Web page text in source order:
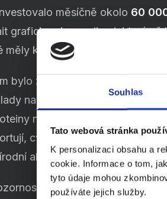
Souhlas
Tato webová stránka
K personalizaci obsahu a
cookie. Informace o tom,
tyto údaje mohou
používáte jejich služby.
měsíčně okolo 60
grafickou komunikaci, která už
měly k poutavosti daleko.
bylo zvýšit investice, zlepšit
na reklamu pod 20 % PNO.
našim cílovým zákazníkům
cvičí, žijí zdravým životním
alternativy k běžným
chceme věnovat zcela